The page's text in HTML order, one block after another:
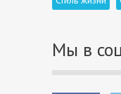
Мы в